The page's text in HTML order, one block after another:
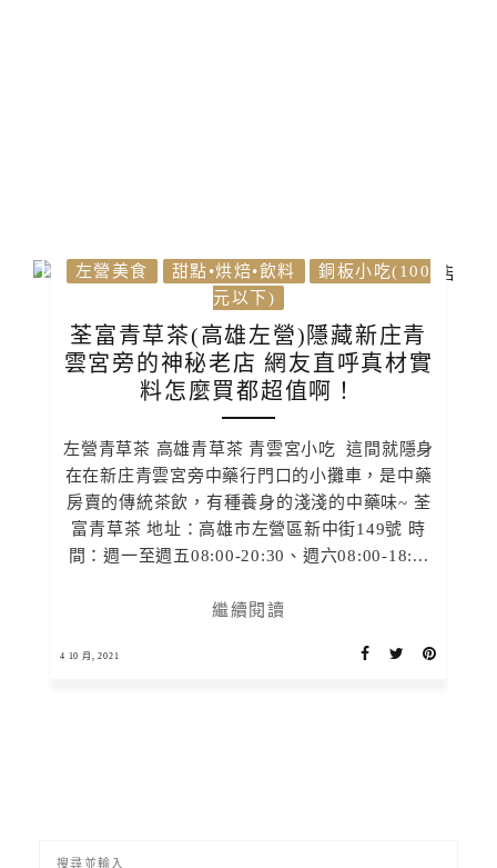
左營美食 甜點•烘焙•飲料
銅板小吃(100
元以下)
荃富青草茶(高雄左營)隱藏新庄青
雲宮旁的神秘老店 網友直呼真材實
料怎麼買都超值啊！
左營青草茶 高雄青草茶 青雲宮小吃 這間就隱身
在在新庄青雲宮旁中藥行門口的小攤車，是中藥
房賣的傳統茶飲，有種養身的淺淺的中藥味~ 荃
富青草茶 地址：高雄市左營區新中街149號 時
間：週一至週五08:00-20:30、週六08:00-18:...
繼續閱讀
4 10 月, 2021